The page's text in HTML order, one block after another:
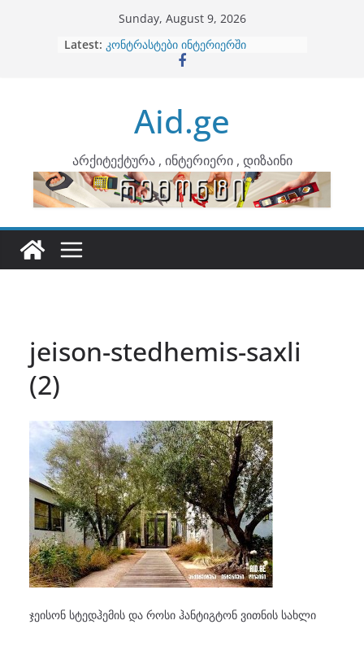
Sunday, August 9, 2026
Latest: ბინების გაერთიანება
კონტრასტები ინტერიერში
ინტერიერის დიზიანი
არტემიდი წარმოგიდგენთ
Aid.ge
არქიტექტურა , ინტერიერი , დიზაინი
jeison-stedhemis-saxli
(2)
ჯეისონ სტედჰემის და როსი ჰანტიგტონ ვითნის სახლი